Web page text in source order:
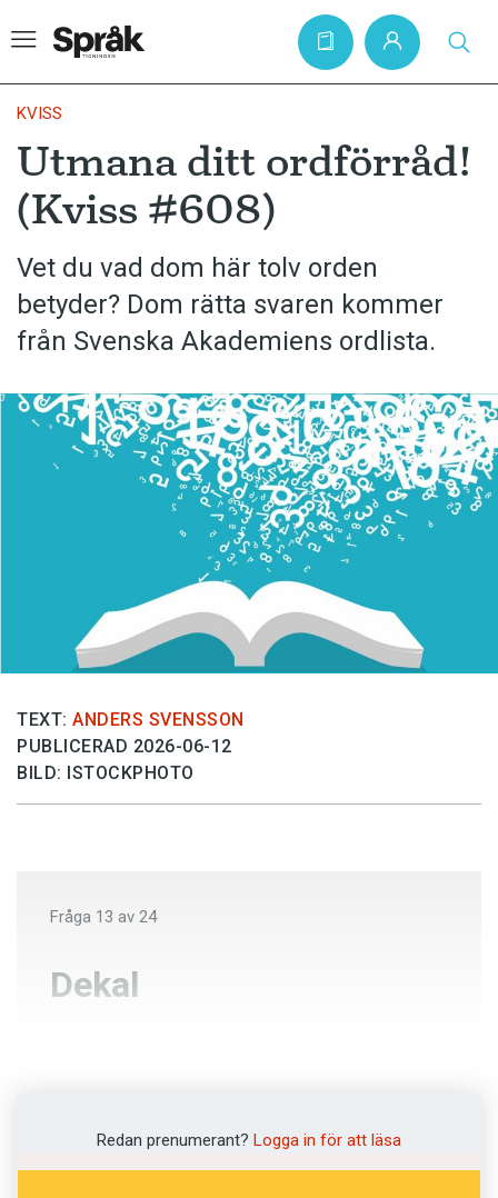
Hem
Artiklar
Krönikor
Språkfrågor
Skrivtips
Kviss
Podden
Anmäl till språkpolisen
Prenumerera
Läs Språktidningen digitalt
Press
KVISS
Utmana ditt ordförråd!
(Kviss #608)
Vet du vad dom här tolv orden
betyder? Dom rätta svaren kommer
från Svenska Akademiens ordlista.
TEXT: ANDERS SVENSSON
PUBLICERAD 2026-06-12
BILD: ISTOCKPHOTO
Fråga 13 av 24
Dekal
Anslagstavla
Redan prenumerant? Logga in för att läsa